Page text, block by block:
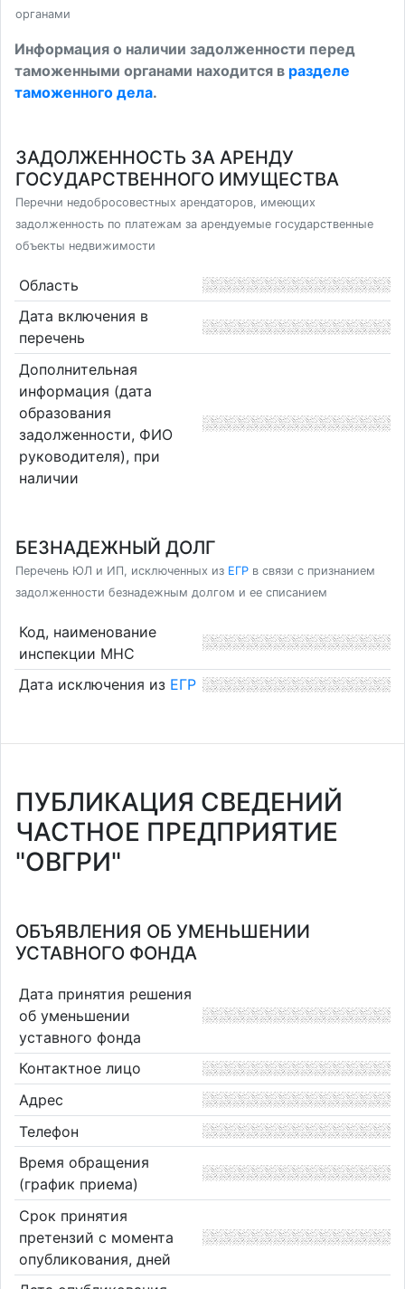
органами
Информация о наличии задолженности перед
таможенными органами находится в разделе
таможенного дела.
ЗАДОЛЖЕННОСТЬ ЗА АРЕНДУ
ГОСУДАРСТВЕННОГО ИМУЩЕСТВА
Перечни недобросовестных арендаторов, имеющих
задолженность по платежам за арендуемые государственные
объекты недвижимости
Область
Дата включения в
перечень
Дополнительная
информация (дата
образования
задолженности, ФИО
руководителя), при
наличии
БЕЗНАДЕЖНЫЙ ДОЛГ
Перечень ЮЛ и ИП, исключенных из ЕГР в связи с признанием
задолженности безнадежным долгом и ее списанием
Код, наименование
инспекции МНС
Дата исключения из ЕГР
ПУБЛИКАЦИЯ СВЕДЕНИЙ
ЧАСТНОЕ ПРЕДПРИЯТИЕ
"ОВГРИ"
ОБЪЯВЛЕНИЯ ОБ УМЕНЬШЕНИИ
УСТАВНОГО ФОНДА
Дата принятия решения
об уменьшении
уставного фонда
Контактное лицо
Адрес
Телефон
Время обращения
(график приема)
Срок принятия
претензий с момента
опубликования, дней